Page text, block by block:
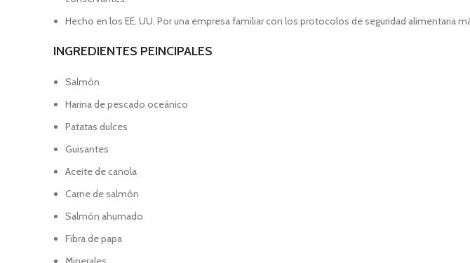
Hecho en los EE. UU. Por una empresa familiar con los protocolos de seguridad alimentaria
INGREDIENTES PEINCIPALES
Salmón
Harina de pescado oceánico
Patatas dulces
Guisantes
Aceite de canola
Carne de salmón
Salmón ahumado
Fibra de papa